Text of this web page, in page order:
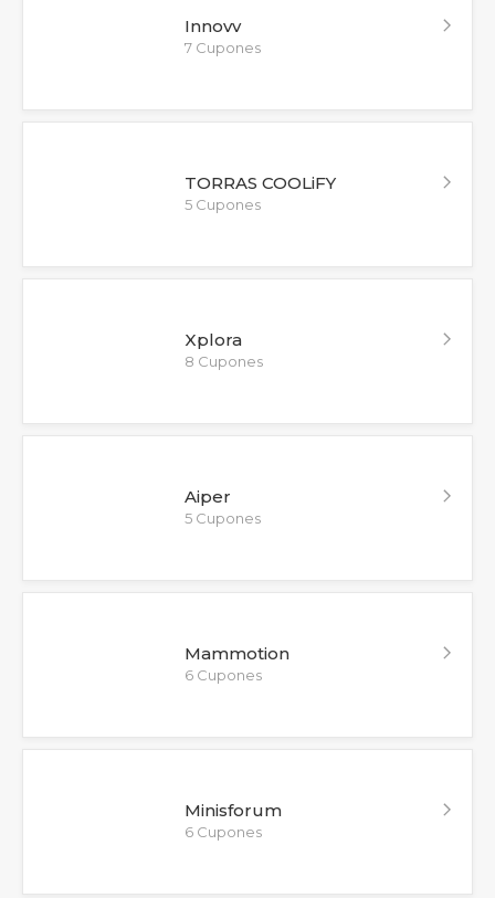
Innovv
7 Cupones
TORRAS COOLiFY
5 Cupones
Xplora
8 Cupones
Aiper
5 Cupones
Mammotion
6 Cupones
Minisforum
6 Cupones